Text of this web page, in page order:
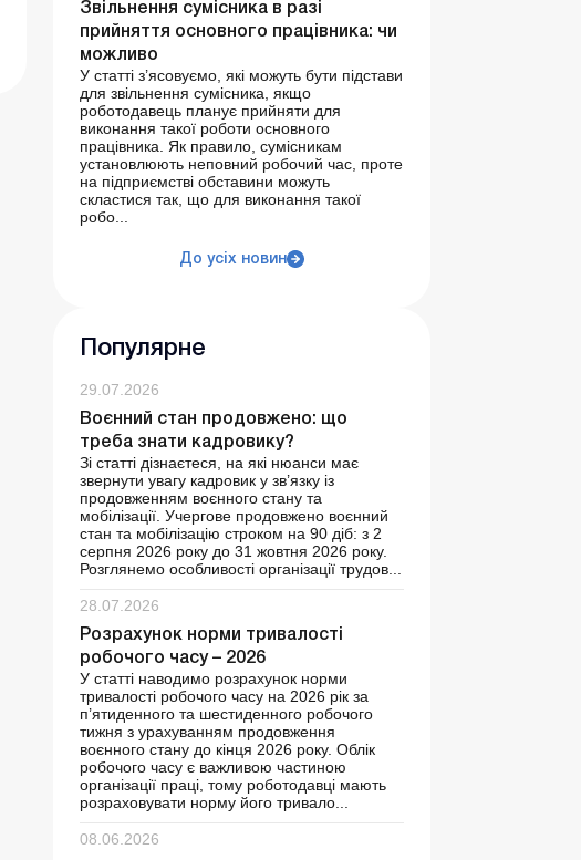
Звільнення сумісника в разі
прийняття основного працівника: чи
можливо
У статті з’ясовуємо, які можуть бути підстави
для звільнення сумісника, якщо
роботодавець планує прийняти для
виконання такої роботи основного
працівника. Як правило, сумісникам
установлюють неповний робочий час, проте
на підприємстві обставини можуть
скластися так, що для виконання такої
робо...
До усіх новин
Популярне
29.07.2026
Воєнний стан продовжено: що
треба знати кадровику?
Зі статті дізнаєтеся, на які нюанси має
звернути увагу кадровик у зв’язку із
продовженням воєнного стану та
мобілізації. Учергове продовжено воєнний
стан та мобілізацію строком на 90 діб: з 2
серпня 2026 року до 31 жовтня 2026 року.
Розглянемо особливості організації трудов...
28.07.2026
Розрахунок норми тривалості
робочого часу – 2026
У статті наводимо розрахунок норми
тривалості робочого часу на 2026 рік за
п’ятиденного та шестиденного робочого
тижня з урахуванням продовження
воєнного стану до кінця 2026 року. Облік
робочого часу є важливою частиною
організації праці, тому роботодавці мають
розраховувати норму його тривало...
08.06.2026